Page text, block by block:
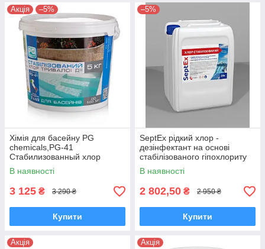
Акція –5%
Хімія для басейну PG
chemicals,PG-41
Стабилизованный хлор
тривалої дії 90%, 5кг
В наявності
3 125 ₴ 3 290 ₴
Купити
–5%
SeptEx рідкий хлор -
дезінфектант на основі
стабілізованого гіпохлориту
натрію для басейнів 20 л (23
кг)
В наявності
2 802,50 ₴ 2 950 ₴
Купити
Акція Акція